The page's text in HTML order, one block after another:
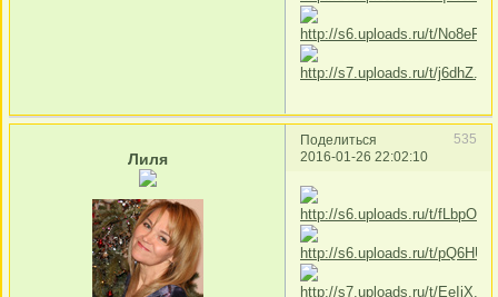
Поделиться
535
2016-01-26 22:02:10
Лиля